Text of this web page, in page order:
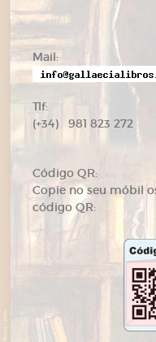
Mail:
Tlf:
(+34) 981 823 272
Código QR:
Copie no seu móbil
código QR: